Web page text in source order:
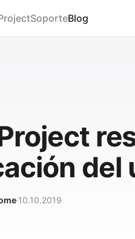
SoporteBlog
del
10.10.2019